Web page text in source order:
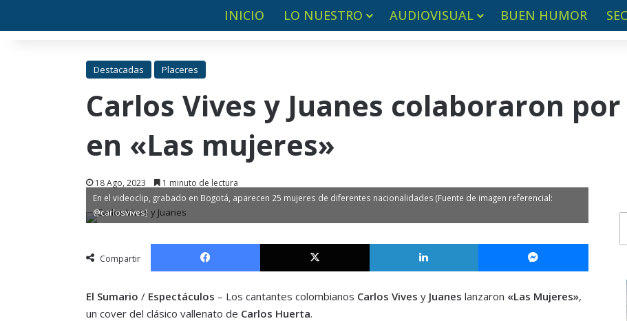
INICIO LO NUESTRO AUDIOVISUAL BUEN HUMOR
Destacadas Placeres
Carlos Vives y Juanes colaboraron
en «Las mujeres»
18 Ago, 2023 1 minuto de lectura
En el videoclip, grabado en Bogotá, aparecen 25 mujeres de diferentes nacionalidades (Fuente de imagen referencial:
@carlosvives)
Compartir
Facebook X LinkedIn
El Sumario /Espectáculos – Los cantantes colombianos Carlos Vives y Juanes lanzaron «Las Mujeres»,
un cover del clásico vallenato de Carlos Huerta.